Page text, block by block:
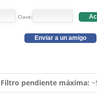
Clave:
Enviar a un amigo
Filtro pendiente máxima: